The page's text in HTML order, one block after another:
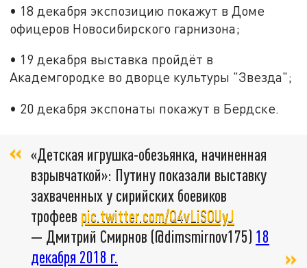
• 18 декабря экспозицию покажут в Доме
офицеров Новосибирского гарнизона;
• 19 декабря выставка пройдёт в
Академгородке во дворце культуры "Звезда";
• 20 декабря экспонаты покажут в Бердске.
«Детская игрушка-обезьянка, начиненная
взрывчаткой»: Путину показали выставку
захваченных у сирийских боевиков
трофеев pic.twitter.com/Q4vLiSOUyJ
— Дмитрий Смирнов (@dimsmirnov175) 18
декабря 2018 г.